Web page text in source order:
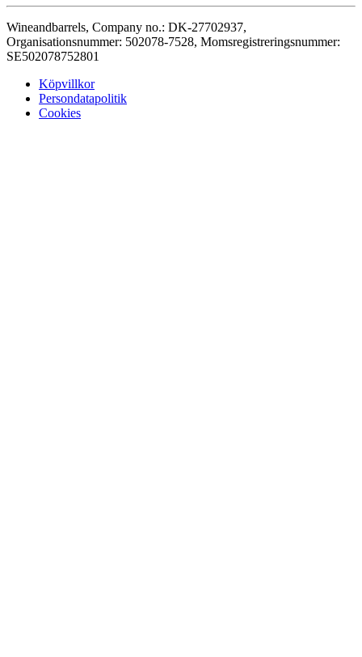
Wineandbarrels, Company no.: DK-27702937,
Organisationsnummer: 502078-7528, Momsregistreringsnummer:
SE502078752801
Köpvillkor
Persondatapolitik
Cookies